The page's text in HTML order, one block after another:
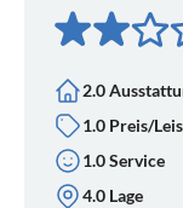
2.0
1.0 Preis/
1.0 Service
4.0 Lage